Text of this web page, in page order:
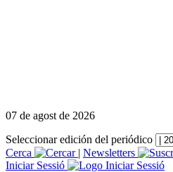
07 de agost de 2026
Seleccionar edición del periódico
Cerca
| Newsletters
Iniciar Sessió